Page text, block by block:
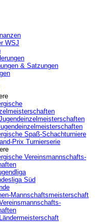
WSJ
& Satzungen
Spaß-Schachturniere
Prix Turnierserie
Vereinsmannschafts-
Süd
Mannschaftsmeisterschaft